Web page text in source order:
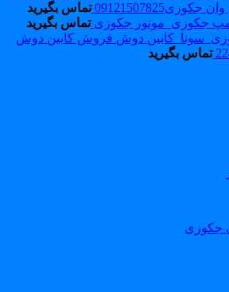
تماس بگیرید
جکوزی_موتور جکوزی تماس بگیرید
فروش کابین دوش
تماس بگیرید